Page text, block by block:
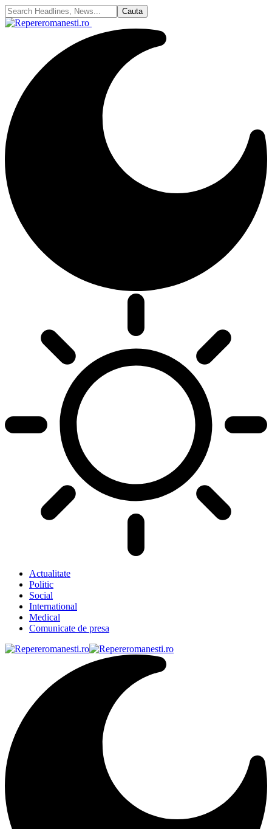
Actualitate
Politic
Social
International
Medical
Comunicate de presa